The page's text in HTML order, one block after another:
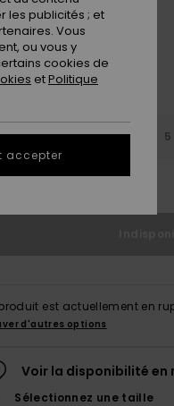
3 4 5
le Guide des tailles
est actuellement en
d'autres options
Voir la disponibilité en
Sélectionnez une taille
les publicités ; et
Vous
ou vous y
cookies de
etPolitique
accepter